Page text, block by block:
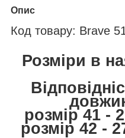
Опис
Код товару: Brave
Розміри в
розмір 41 -
розмір 42 -